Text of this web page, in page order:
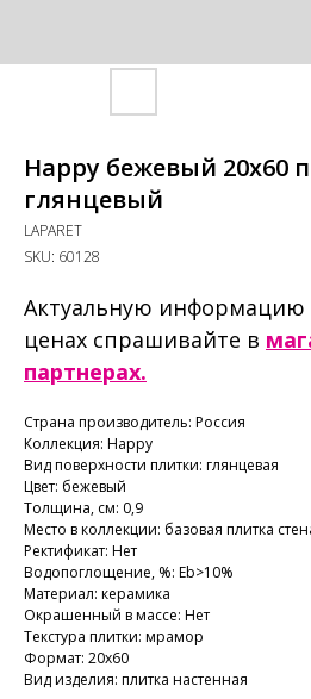
Happy бежевый 20x60
глянцевый
LAPARET
SKU: 60128
Актуальную информацию
ценах спрашивайте в
партнерах.
Страна производитель: Россия
Коллекция: Happy
Вид поверхности плитки: глянцевая
Цвет: бежевый
Толщина, см: 0,9
Место в коллекции: базовая плитка
Ректификат: Нет
Водопоглощение, %: Еb>10%
Материал: керамика
Окрашенный в массе: Нет
Текстура плитки: мрамор
Формат: 20х60
Вид изделия: плитка настенная